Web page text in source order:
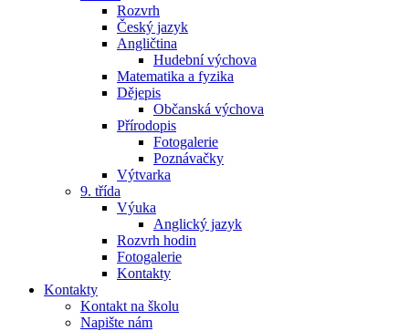
Rozvrh
Český jazyk
Angličtina
Hudební výchova
Matematika a fyzika
Dějepis
Občanská výchova
Přírodopis
Fotogalerie
Poznávačky
Výtvarka
9. třída
Výuka
Anglický jazyk
Rozvrh hodin
Fotogalerie
Kontakty
Kontakty
Kontakt na školu
Napište nám